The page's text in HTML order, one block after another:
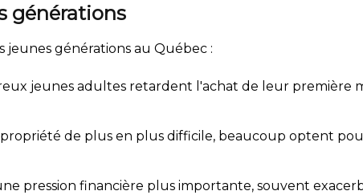
générations
générations au Québec :
jeunes adultes retardent l'achat de leur première
propriété de plus en plus difficile, beaucoup optent
pression financière plus importante, souvent